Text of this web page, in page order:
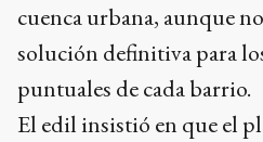
cuenca urbana, aunque
solución definitiva para
puntuales de cada barrio.
El edil insistió en que el